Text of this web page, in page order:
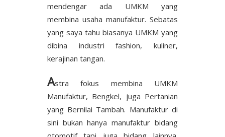
mendengar ada UMKM yang
membina usaha manufaktur. Sebatas
yang saya tahu biasanya UMKM yang
dibina industri fashion, kuliner,
kerajinan tangan.
Astra fokus membina UMKM
Manufaktur, Bengkel, juga Pertanian
yang Bernilai Tambah. Manufaktur di
sini bukan hanya manufaktur bidang